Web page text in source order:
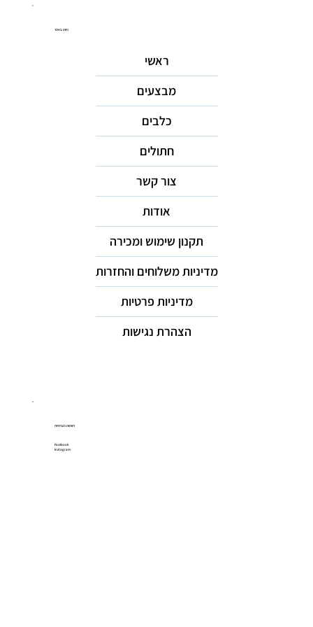
ניווט באתר
ראשי
מבצעים
כלבים
חתולים
צור קשר
אודות
תקנון שימוש ומכירה
מדיניות משלוחים והחזרות
מדיניות פרטיות
הצהרת נגישות
רשתות חברתיות
Facebook
Instagram